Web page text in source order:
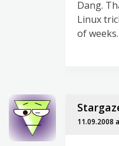
Dang.
Linux
of
11.09.2008